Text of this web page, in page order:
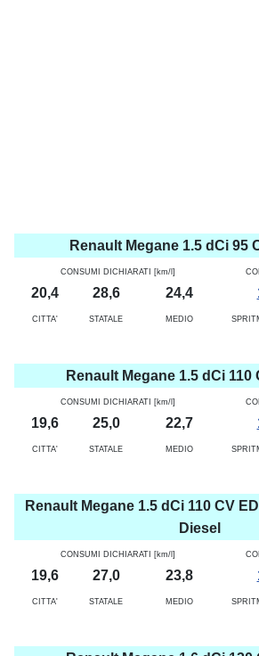
Renault Megane 1.5 dCi 95
CONSUMI DICHIARATI [km/l]
20,4 28,6 24,4
CITTA' STATALE MEDIO
Renault Megane 1.5 dCi 110
CONSUMI DICHIARATI [km/l]
19,6 25,0 22,7
CITTA' STATALE MEDIO
Renault Megane 1.5 dCi 110 CV
Diesel
CONSUMI DICHIARATI [km/l]
19,6 27,0 23,8
CITTA' STATALE MEDIO